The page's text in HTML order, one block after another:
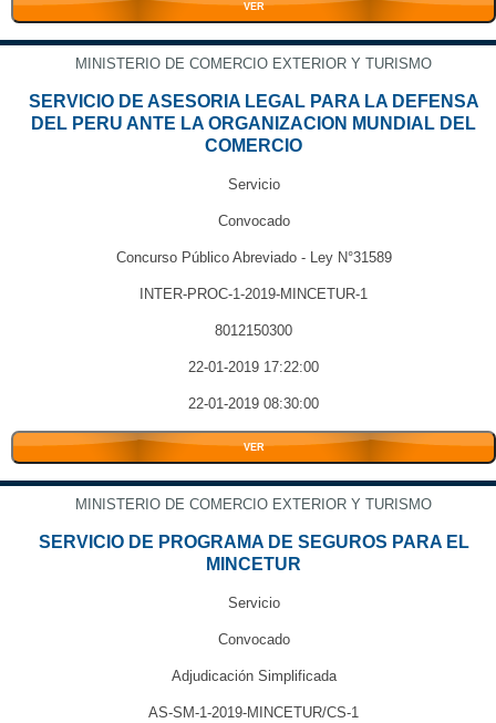
VER
MINISTERIO DE COMERCIO EXTERIOR Y TURISMO
SERVICIO DE ASESORIA LEGAL PARA LA DEFENSA
DEL PERU ANTE LA ORGANIZACION MUNDIAL DEL
COMERCIO
Servicio
Convocado
Concurso Público Abreviado - Ley N°31589
INTER-PROC-1-2019-MINCETUR-1
8012150300
22-01-2019 17:22:00
22-01-2019 08:30:00
VER
MINISTERIO DE COMERCIO EXTERIOR Y TURISMO
SERVICIO DE PROGRAMA DE SEGUROS PARA EL
MINCETUR
Servicio
Convocado
Adjudicación Simplificada
AS-SM-1-2019-MINCETUR/CS-1